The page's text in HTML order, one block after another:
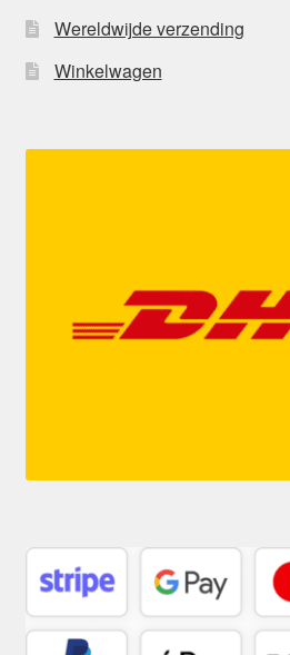
Wereldwijde verzending
Winkelwagen